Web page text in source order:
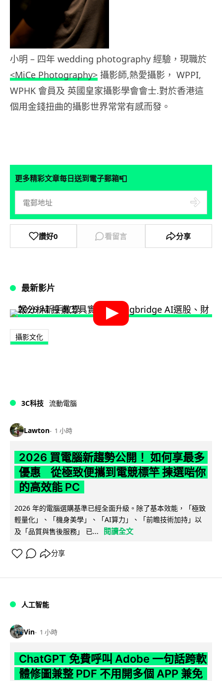
小明 – 四年 wedding photography 經驗，現職於
<MiCe Photography> 攝影師,熱愛攝影， WPPI,
WPHK 會員及 英國皇家攝影學會會士.對於香港這
個用金錢扭曲的攝影世界常常有感而發。
更多精彩文章每日送到電子郵箱📮
讚好0 看留言 分享
最新影片
攝影文化
3C科技 流動電腦
Lawton 1 小時
2026 買電腦新趨勢公開！ 如何享最多
優惠 從極致便攜到電競標竿 揀選啱你
的高效能 PC
2026 年的電腦選購基準已經全面升級。除了基本效能，「極致
輕量化」、「機身美學」、「AI算力」、「前瞻技術加持」以
及「品質與售後服務」 已...
閱讀全文
分享
人工智能
Vin 1 小時
ChatGPT 免費呼叫 Adobe 一句話跨軟
體修圖兼整 PDF 不用開多個 APP 兼免